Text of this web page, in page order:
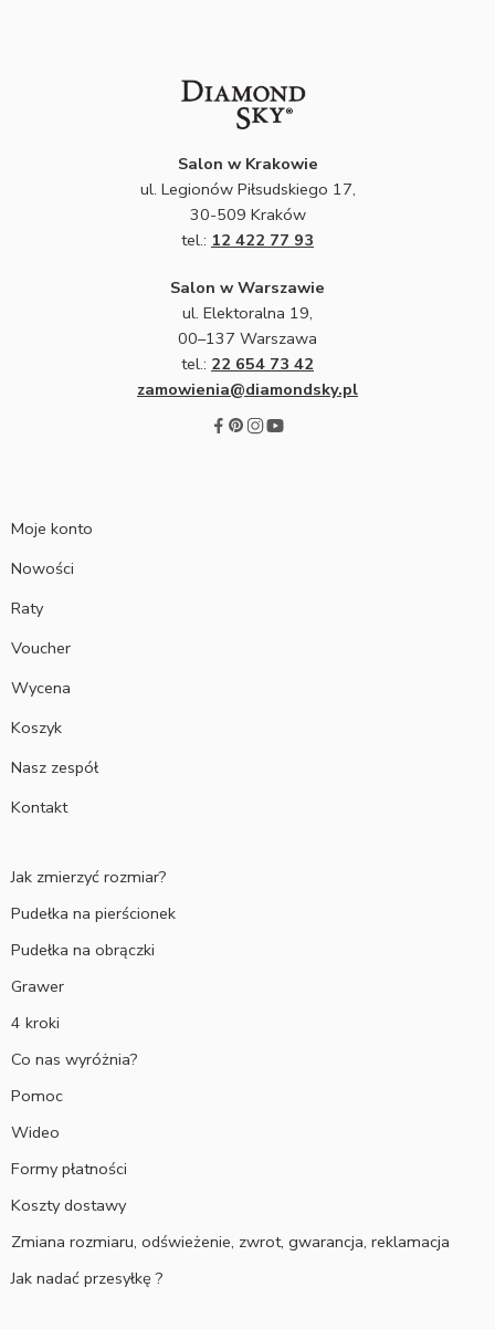
Salon w Krakowie
ul. Legionów Piłsudskiego 17,
30-509 Kraków
tel.: 12 422 77 93
Salon w Warszawie
ul. Elektoralna 19,
00–137 Warszawa
tel.: 22 654 73 42
zamowienia@diamondsky.pl
Moje konto
Nowości
Raty
Voucher
Wycena
Koszyk
Nasz zespół
Kontakt
Jak zmierzyć rozmiar?
Pudełka na pierścionek
Pudełka na obrączki
Grawer
4 kroki
Co nas wyróżnia?
Pomoc
Wideo
Formy płatności
Koszty dostawy
Zmiana rozmiaru, odświeżenie, zwrot, gwarancja, reklamacja
Jak nadać przesyłkę ?